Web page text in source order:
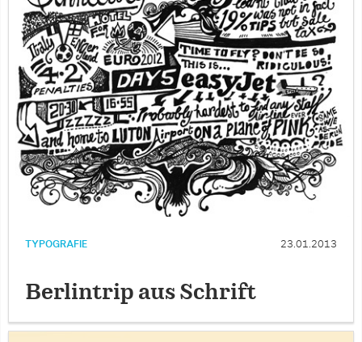
TYPOGRAFIE 23.01.2013
Berlintrip aus Schrift